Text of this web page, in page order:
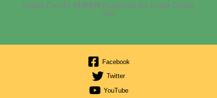
Habla Con El SUPERAsistente En Linea Gratis
24h
Facebook
Twitter
YouTube